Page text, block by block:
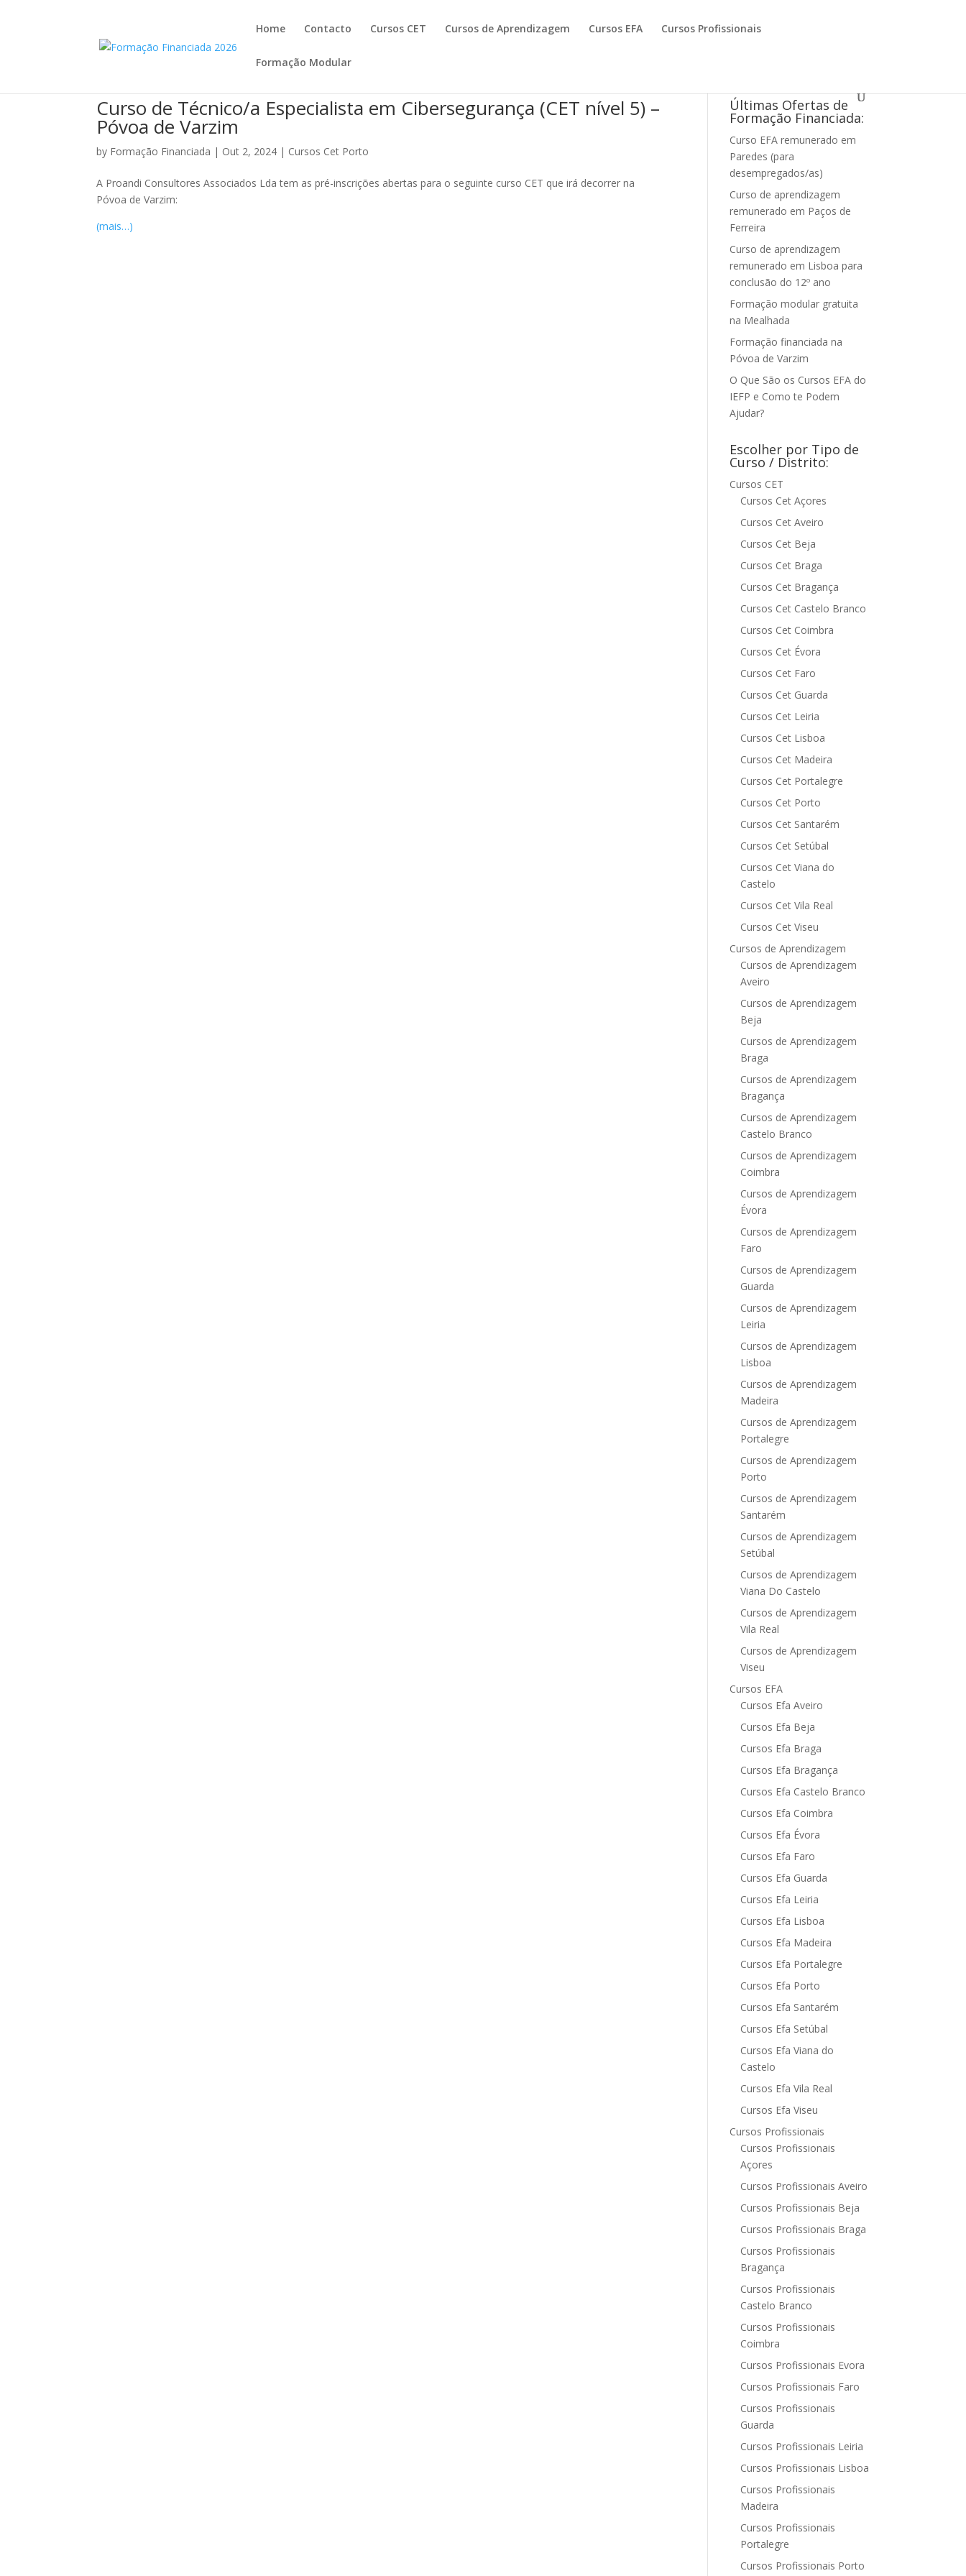
Home Contacto Cursos CET Cursos de Aprendizagem Cursos EFA Cursos Profissionais
Formação Modular
Curso de Técnico/a Especialista em Cibersegurança (CET nível 5) –
Póvoa de Varzim
by Formação Financiada | Out 2, 2024 | Cursos Cet Porto
A Proandi Consultores Associados Lda tem as pré-inscrições abertas para o seguinte curso CET que irá decorrer na
Póvoa de Varzim:
(mais…)
Últimas Ofertas de
Formação Financiada:
Curso EFA remunerado em
Paredes (para
desempregados/as)
Curso de aprendizagem
remunerado em Paços de
Ferreira
Curso de aprendizagem
remunerado em Lisboa para
conclusão do 12º ano
Formação modular gratuita
na Mealhada
Formação financiada na
Póvoa de Varzim
O Que São os Cursos EFA do
IEFP e Como te Podem
Ajudar?
Escolher por Tipo de
Curso / Distrito:
Cursos CET
Cursos Cet Açores
Cursos Cet Aveiro
Cursos Cet Beja
Cursos Cet Braga
Cursos Cet Bragança
Cursos Cet Castelo Branco
Cursos Cet Coimbra
Cursos Cet Évora
Cursos Cet Faro
Cursos Cet Guarda
Cursos Cet Leiria
Cursos Cet Lisboa
Cursos Cet Madeira
Cursos Cet Portalegre
Cursos Cet Porto
Cursos Cet Santarém
Cursos Cet Setúbal
Cursos Cet Viana do
Castelo
Cursos Cet Vila Real
Cursos Cet Viseu
Cursos de Aprendizagem
Cursos de Aprendizagem
Aveiro
Cursos de Aprendizagem
Beja
Cursos de Aprendizagem
Braga
Cursos de Aprendizagem
Bragança
Cursos de Aprendizagem
Castelo Branco
Cursos de Aprendizagem
Coimbra
Cursos de Aprendizagem
Évora
Cursos de Aprendizagem
Faro
Cursos de Aprendizagem
Guarda
Cursos de Aprendizagem
Leiria
Cursos de Aprendizagem
Lisboa
Cursos de Aprendizagem
Madeira
Cursos de Aprendizagem
Portalegre
Cursos de Aprendizagem
Porto
Cursos de Aprendizagem
Santarém
Cursos de Aprendizagem
Setúbal
Cursos de Aprendizagem
Viana Do Castelo
Cursos de Aprendizagem
Vila Real
Cursos de Aprendizagem
Viseu
Cursos EFA
Cursos Efa Aveiro
Cursos Efa Beja
Cursos Efa Braga
Cursos Efa Bragança
Cursos Efa Castelo Branco
Cursos Efa Coimbra
Cursos Efa Évora
Cursos Efa Faro
Cursos Efa Guarda
Cursos Efa Leiria
Cursos Efa Lisboa
Cursos Efa Madeira
Cursos Efa Portalegre
Cursos Efa Porto
Cursos Efa Santarém
Cursos Efa Setúbal
Cursos Efa Viana do
Castelo
Cursos Efa Vila Real
Cursos Efa Viseu
Cursos Profissionais
Cursos Profissionais
Açores
Cursos Profissionais Aveiro
Cursos Profissionais Beja
Cursos Profissionais Braga
Cursos Profissionais
Bragança
Cursos Profissionais
Castelo Branco
Cursos Profissionais
Coimbra
Cursos Profissionais Evora
Cursos Profissionais Faro
Cursos Profissionais
Guarda
Cursos Profissionais Leiria
Cursos Profissionais Lisboa
Cursos Profissionais
Madeira
Cursos Profissionais
Portalegre
Cursos Profissionais Porto